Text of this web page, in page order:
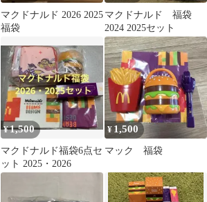
マクドナルド 2026 2025
福袋
マクドナルド 福袋
2024 2025セット
¥1,500
マクドナルド福袋6点セ
ット 2025・2026
¥ 1,500
マック 福袋